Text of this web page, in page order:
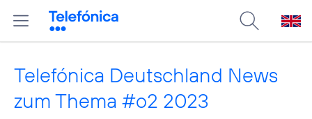
Telefónica Deutschland News
zum Thema #o2 2023